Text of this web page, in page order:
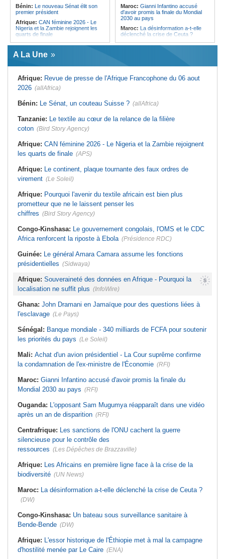
Bénin: Le nouveau Sénat élit son
premier président
Afrique: CAN féminine 2026 - Le
Nigeria et la Zambie rejoignent les
quarts de finale
Afrique:Le continent, plaque
tournante des faux ordres de
virement
Guinée:Le général Amara Camara
Ghana:John Dramani en Jamaïque
pour des questions liées à
Sénégal: Banque mondiale - 340
priorités du pays
Mali:Achat d'un avion présidentiel -
La Cour suprême confirme la
l'Économie
Maroc: Gianni Infantino accusé
d'avoir promis la finale du Mondial
2030 au pays
Maroc: La désinformation a-t-elle
déclenché la crise de Ceuta ?
Afrique:L'essor historique de
Algérie:France - L'affaire Mehdi
policière contre le narcotrafic
Monde arabe au Caire
blessés dans un grave accident de
la route
rétablissement du courant
A La Une
Afrique: Revue de presse de l'Afrique Francophone du 06 aout
2026 (allAfrica)
Bénin: Le Sénat, un couteau Suisse ? (allAfrica)
Tanzanie: Le textile au cœur de la relance de la filière
coton (Bird Story Agency)
Afrique: CAN féminine 2026 - Le Nigeria et la Zambie rejoignent
les quarts de finale (APS)
Afrique: Le continent, plaque tournante des faux ordres de
virement (Le Soleil)
Afrique: Pourquoi l'avenir du textile africain est bien plus
prometteur que ne le laissent penser les
chiffres (Bird Story Agency)
Congo-Kinshasa: Le gouvernement congolais, l'OMS et le CDC
Africa renforcent la riposte à Ebola (Présidence RDC)
Guinée: Le général Amara Camara assume les fonctions
présidentielles (Sidwaya)
Afrique: Souveraineté des données en Afrique - Pourquoi la
localisation ne suffit plus (InfoWire)
Ghana: John Dramani en Jamaïque pour des questions liées à
l'esclavage (Le Pays)
Sénégal: Banque mondiale - 340 milliards de FCFA pour soutenir
les priorités du pays (Le Soleil)
Mali: Achat d'un avion présidentiel - La Cour suprême confirme
la condamnation de l'ex-ministre de l'Économie (RFI)
Maroc: Gianni Infantino accusé d'avoir promis la finale du
Mondial 2030 au pays (RFI)
Ouganda: L'opposant Sam Mugumya réapparaît dans une vidéo
après un an de disparition (RFI)
Centrafrique: Les sanctions de l'ONU cachent la guerre
silencieuse pour le contrôle des
ressources (Les Dépêches de Brazzaville)
Afrique: Les Africains en première ligne face à la crise de la
biodiversité (UN News)
Maroc: La désinformation a-t-elle déclenché la crise de Ceuta ?
(DW)
Congo-Kinshasa: Un bateau sous surveillance sanitaire à
Bende-Bende (DW)
Afrique: L'essor historique de l'Éthiopie met à mal la campagne
d'hostilité menée par Le Caire (ENA)